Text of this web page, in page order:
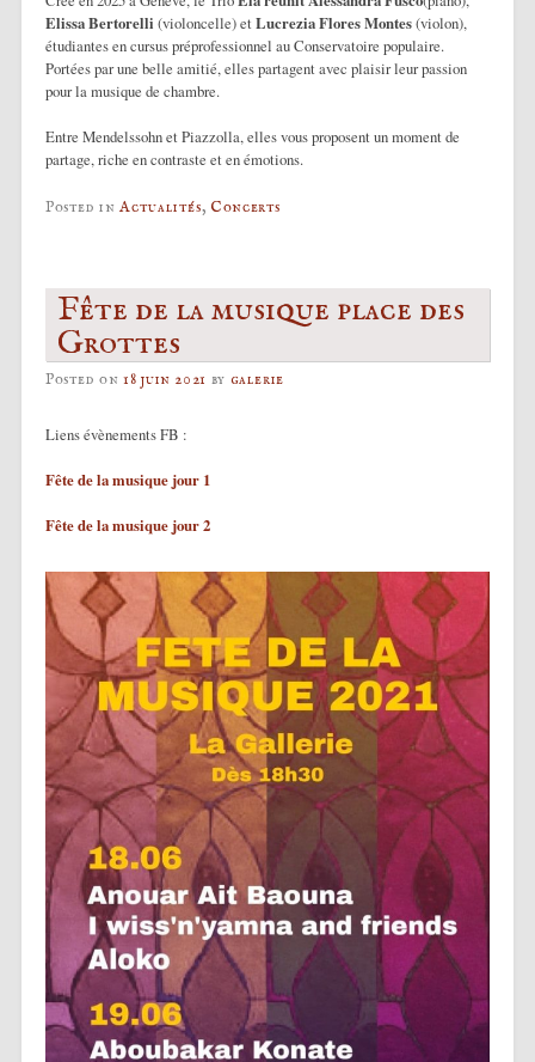
Elissa Bertorelli (violoncelle) etLucrezia Flores Montes(violon),
étudiantes en cursus préprofessionnel au Conservatoire populaire.
Portées par une belle amitié, elles partagent avec plaisir leur passion
pour la musique de chambre.
Entre Mendelssohn et Piazzolla, elles vous proposent un moment de
partage, riche en contraste et en émotions.
Posted inActualités, Concerts
Fête de la musique place des
Grottes
Posted on18 juin 2021 by galerie
Liens évènements FB :
Fête de la musique jour 1
Fête de la musique jour 2